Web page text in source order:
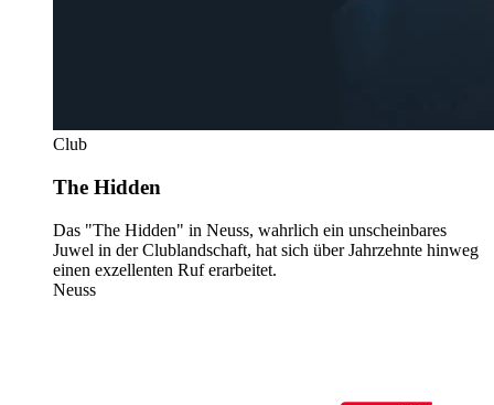
Club
The Hidden
Das "The Hidden" in Neuss, wahrlich ein unscheinbares
Juwel in der Clublandschaft, hat sich über Jahrzehnte hinweg
einen exzellenten Ruf erarbeitet.
Neuss